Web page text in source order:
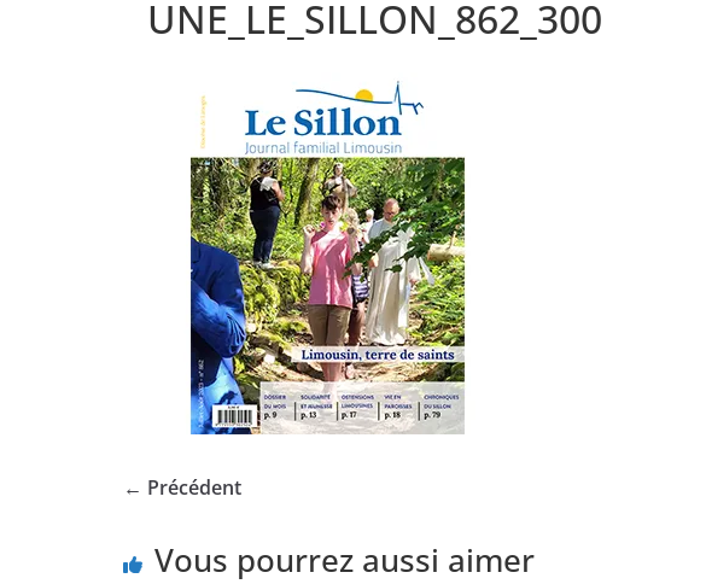
UNE_LE_SILLON_862_300
← Précédent
Vous pourrez aussi aimer